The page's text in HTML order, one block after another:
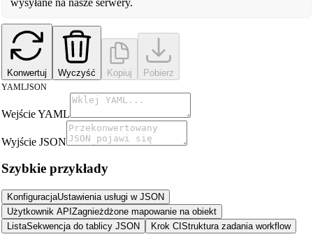
Konwertuj Wyczyść Kopiuj Pobierz
YAMLJSON
Wejście YAML
Wyjście JSON
Szybkie przykłady
KonfiguracjaUstawienia usługi w JSON
Użytkownik API Zagnieżdżone mapowanie na obiekt
ListaSekwencja do tablicy JSON Krok CI Struktura zadania workflow